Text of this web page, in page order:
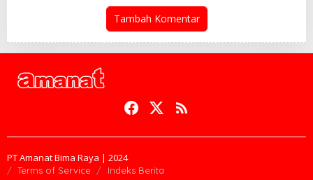
Tambah Komentar
PT Amanat Bima Raya | 2024
Terms of Service Indeks Berita